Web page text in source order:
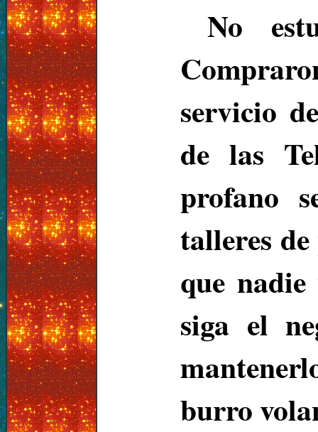
No
servicio
de las
profano
talleres
que
siga el
burro